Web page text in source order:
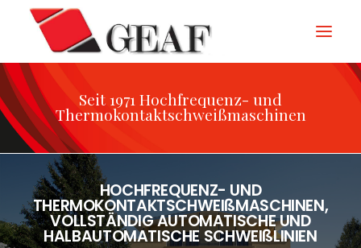
GEAF
UNTERNEHMEN
KNOW-HOW
UNSERE SEKTOREN
KONTAKTIEREN
Seit 1971 Hochfrequenz- und
Thermokontaktschweißmaschinen
HOCHFREQUENZ- UND
THERMOKONTAKTSCHWEIßMASCHINEN,
VOLLSTÄNDIG AUTOMATISCHE UND
HALBAUTOMATISCHE SCHWEIßLINIEN